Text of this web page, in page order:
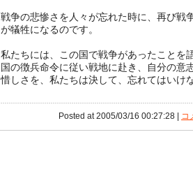
戦争の悲惨さを人々が忘れた時に、再び戦
が犠牲になるのです。
私たちには、この国で戦争があったことを
国の徴兵命令に従い戦地に赴き、自分の意
惜しさを、私たちは決して、忘れてはいけ
Posted at 2005/03/16 00:27:28 | コ